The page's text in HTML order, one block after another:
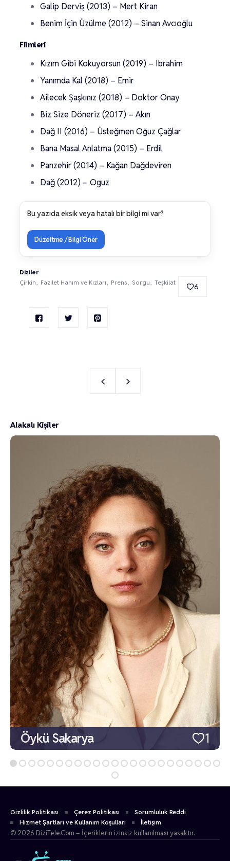
Galip Derviş (2013) – Mert Kiran
Benim İçin Üzülme (2012) – Sinan Avcıoğlu
Filmleri
Kızım Gibi Kokuyorsun (2019) – Ibrahim
Yanımda Kal (2018) – Emir
Ailecek Şaşkınız (2018) – Doktor Onay
Biz Size Döneriz (2017) – Akın
Dağ II (2016) – Üsteğmen Oğuz Çağlar
Bana Masal Anlatma (2015) – Erdil
Panzehir (2014) – Kağan Dağdeviren
Dağ (2012) – Oguz
Bu yazıda eksik veya hatalı bir bilgi mi var?
Düzeltme / Bilgi Öner
Diziler
Çirkin
Fazilet Hanım ve Kızları Prens Sorgu Teşkilat 6
Alakalı Kişiler
1
Öykü Sakarya
Gizlilik Politikası Çerez Politikası
Sorumluluk Reddi
Hizmet Şartları ve Kullanım Koşulları
İletişim
© 2026 DiziTele.Com – İçeriklerin izinsiz kullanılması yasaktır.